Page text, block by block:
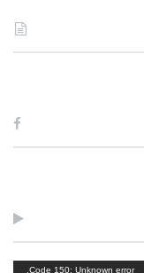
Code 150: Unknown error.